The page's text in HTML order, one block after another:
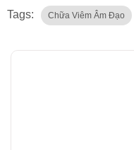
Tags: Chữa Viêm Âm Đạo